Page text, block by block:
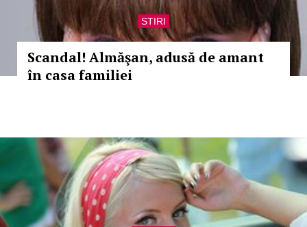
STIRI
Scandal! Almăşan, adusă de amant
în casa familiei